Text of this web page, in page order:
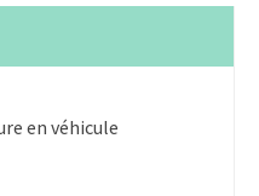
en véhicule